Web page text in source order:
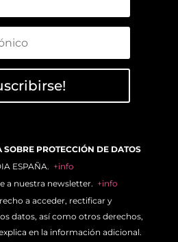
PROTECCIÓN DE DATOS
ESPAÑA. +info
a nuestra newsletter. +info
a acceder, rectificar y
datos, así como otros derechos,
en la información adicional.